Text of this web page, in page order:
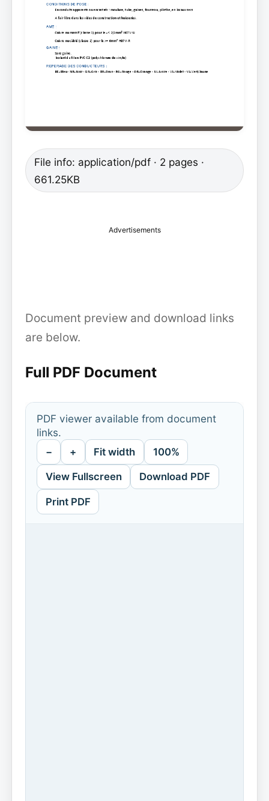
File info: application/pdf · 2 pages ·
661.25KB
Advertisements
Document preview and download links
are below.
Full PDF Document
PDF viewer available from document
links.
− + Fit width 100%
View Fullscreen Download PDF
Print PDF